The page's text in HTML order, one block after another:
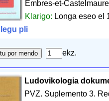
Embres-et-
Klarigo: Longa eseo el
legu pli
ekz.
Ludovikologia
PVZ. Suplemento 3.